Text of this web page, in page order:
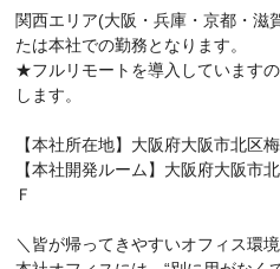
関西エリア(大阪・兵庫・京都・滋
たは本社での勤務となります。
★フルリモートを導入しています
します。
【本社所在地】大阪府大阪市北
【本社開発ルーム】大阪府大阪
Ｆ
＼皆が帰ってきやすいオフィス環